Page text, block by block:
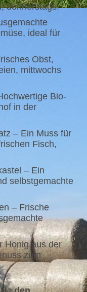
donnerstags.
ideal für
Obst,
mittwochs
Bio-
in der
– Ein Muss für
Fisch,
– Ein
selbstgemachte
– Frische
Honig aus der
zum